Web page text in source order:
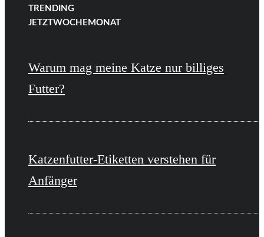
TRENDING
JETZTWOCHE MONAT
Warum mag meine Katze nur billiges
Futter?
Katzenfutter-Etiketten verstehen für
Anfänger